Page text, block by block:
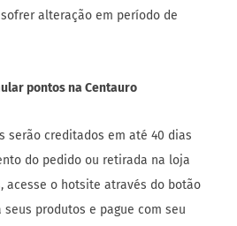
alteração em período de
pontos na Centauro
serão creditados em até 40 dias
do pedido ou retirada na loja
acesse o hotsite através do botão
seus produtos e pague com seu